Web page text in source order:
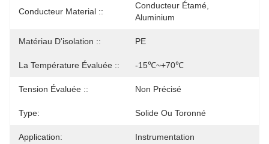
Conducteur Material ::
Conducteur Étamé,
Aluminium
Matériau D'isolation :: PE
La Température Évaluée :: -15℃~+70℃
Tension Évaluée :: Non Précisé
Type: Solide Ou Toronné
Application: Instrumentation